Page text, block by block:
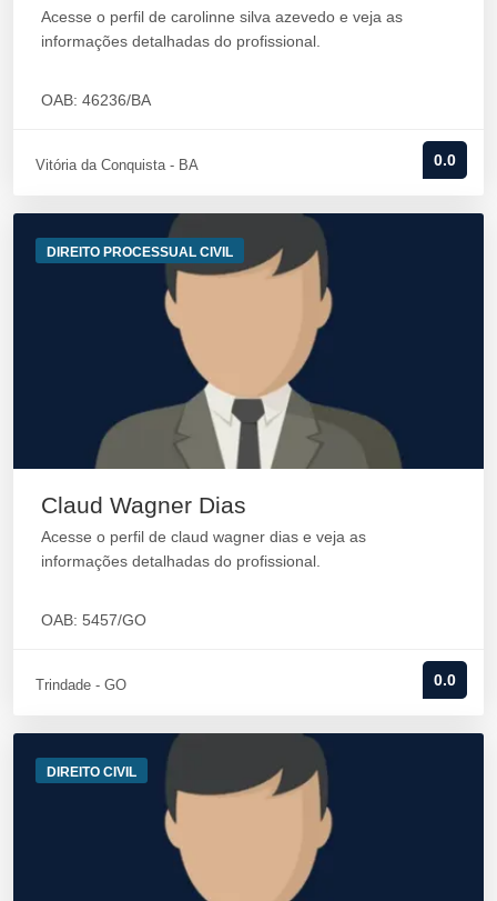
Acesse o perfil de carolinne silva azevedo e veja as
informações detalhadas do profissional.
OAB: 46236/BA
Vitória da Conquista - BA 0.0
DIREITO PROCESSUAL CIVIL
Claud Wagner Dias
Acesse o perfil de claud wagner dias e veja as
informações detalhadas do profissional.
OAB: 5457/GO
Trindade - GO 0.0
DIREITO CIVIL